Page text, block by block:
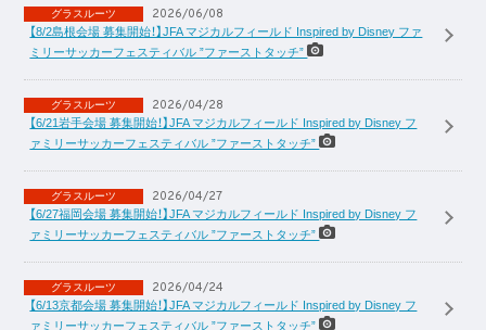
グラスルーツ 2026/06/08
【8/2島根会場 募集開始！】JFA マジカルフィールド Inspired by Disney ファ
ミリーサッカーフェスティバル ”ファーストタッチ”
グラスルーツ 2026/04/28
【6/21岩手会場 募集開始！】JFA マジカルフィールド Inspired by Disney フ
ァミリーサッカーフェスティバル ”ファーストタッチ”
グラスルーツ 2026/04/27
【6/27福岡会場 募集開始！】JFA マジカルフィールド Inspired by Disney フ
ァミリーサッカーフェスティバル ”ファーストタッチ”
グラスルーツ 2026/04/24
【6/13京都会場 募集開始！】JFA マジカルフィールド Inspired by Disney フ
ァミリーサッカーフェスティバル ”ファーストタッチ”